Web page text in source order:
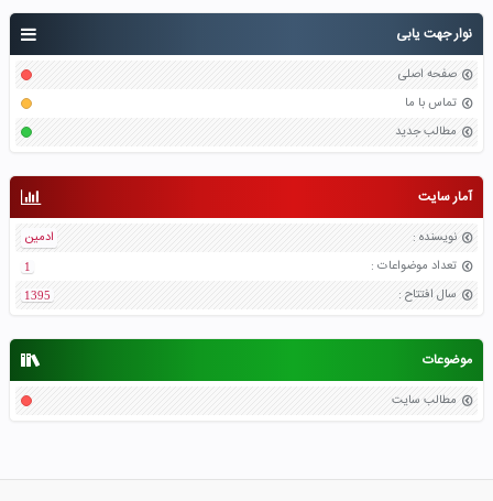
نوار جهت یابی
صفحه اصلی
تماس با ما
مطالب جدید
آمار سایت
نویسنده :
ادمین
تعداد موضواعات :
1
سال افتتاح :
1395
موضوعات
مطالب سایت